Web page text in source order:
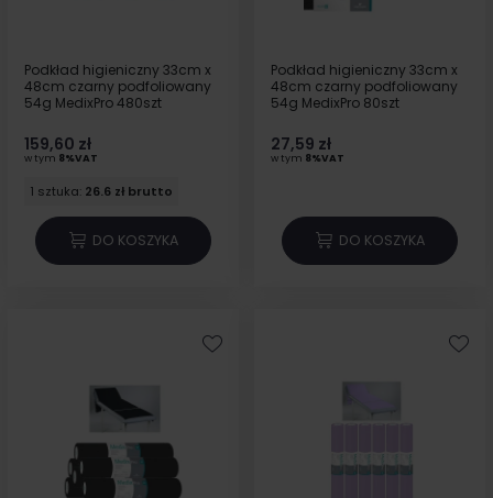
Podkład higieniczny 33cm x
48cm czarny podfoliowany
54g MedixPro 480szt
159,60 zł
w tym 8%VAT
1 sztuka: 26.6 zł brutto
DO KOSZYKA
Podkład higieniczny 33cm x
48cm czarny podfoliowany
54g MedixPro 80szt
27,59 zł
w tym 8%VAT
DO KOSZYKA